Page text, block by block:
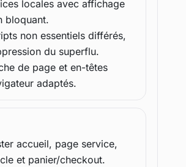
locales avec affichage
bloquant.
non essentiels différés,
du superflu.
de page et en-têtes
adaptés.
accueil, page service,
et panier/checkout.